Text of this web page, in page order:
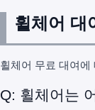
휠체어 대
휠체어 무료 대여에
Q: 휠체어는